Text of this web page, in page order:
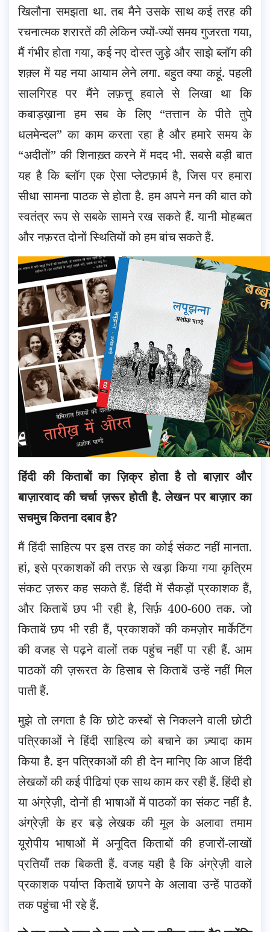
खिलौना समझता था. तब मैने उसके साथ कई तरह की
रचनात्मक शरारतें की लेकिन ज्यों-ज्यों समय गुजरता गया,
मैं गंभीर होता गया, कई नए दोस्त जुड़े और साझे ब्लॉग की
शक़्ल में यह नया आयाम लेने लगा. बहुत क्या कहूं. पहली
सालगिरह पर मैंने लफ़त्तू हवाले से लिखा था कि
कबाड़ख़ाना हम सब के लिए “तत्तान के पीते तुपे
धलमेन्दल” का काम करता रहा है और हमारे समय के
“अदीतों” की शिनाख़्त करने में मदद भी. सबसे बड़ी बात
यह है कि ब्लॉग एक ऐसा प्लेटफ़ार्म है, जिस पर हमारा
सीधा सामना पाठक से होता है. हम अपने मन की बात को
स्वतंत्र रूप से सबके सामने रख सकते हैं. यानी मोहब्बत
और नफ़रत दोनों स्थितियों को हम बांच सकते हैं.
हिंदी की किताबों का ज़िक्र होता है तो बाज़ार और
बाज़ारवाद की चर्चा ज़रूर होती है. लेखन पर बाज़ार का
सचमुच कितना दबाव है?
मैं हिंदी साहित्य पर इस तरह का कोई संकट नहीं मानता.
हां, इसे प्रकाशकों की तरफ़ से खड़ा किया गया कृत्रिम
संकट ज़रूर कह सकते हैं. हिंदी में सैकड़ों प्रकाशक हैं,
और किताबें छप भी रही है, सिर्फ़ 400-600 तक. जो
किताबें छप भी रही हैं, प्रकाशकों की कमज़ोर मार्केटिंग
की वजह से पढ़ने वालों तक पहुंच नहीं पा रही हैं. आम
पाठकों की ज़रूरत के हिसाब से किताबें उन्हें नहीं मिल
पाती हैं.
मुझे तो लगता है कि छोटे कस्बों से निकलने वाली छोटी
पत्रिकाओं ने हिंदी साहित्य को बचाने का ज़्यादा काम
किया है. इन पत्रिकाओं की ही देन मानिए कि आज हिंदी
लेखकों की कई पीढियां एक साथ काम कर रही हैं. हिंदी हो
या अंग्रेज़ी, दोनों ही भाषाओं में पाठकों का संकट नहीं है.
अंग्रेज़ी के हर बड़े लेखक की मूल के अलावा तमाम
यूरोपीय भाषाओं में अनूदित किताबों की हजारों-लाखों
प्रतियाँ तक बिकती हैं. वजह यही है कि अंग्रेज़ी वाले
प्रकाशक पर्याप्त किताबें छापने के अलावा उन्हें पाठकों
तक पहुंचा भी रहे हैं.